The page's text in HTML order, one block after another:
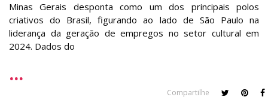
Minas Gerais desponta como um dos principais polos
criativos do Brasil, figurando ao lado de São Paulo na
liderança da geração de empregos no setor cultural em
2024. Dados do
Compartilhe